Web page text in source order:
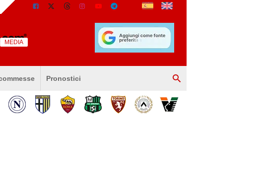
MEDIA
Pronostici